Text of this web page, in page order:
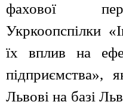
фахової
Укркоопспілки
їх вплив на
підприємства»,
Львові на базі